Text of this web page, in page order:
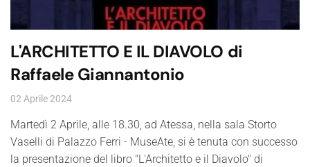
L'ARCHITETTO E IL DIAVOLO di
Raffaele Giannantonio
02 Aprile 2024
Martedì 2 Aprile, alle 18.30, ad Atessa, nella sala Storto
Vaselli di Palazzo Ferri - MuseAte, si è tenuta con successo
la presentazione del libro "L'Architetto e il Diavolo" di